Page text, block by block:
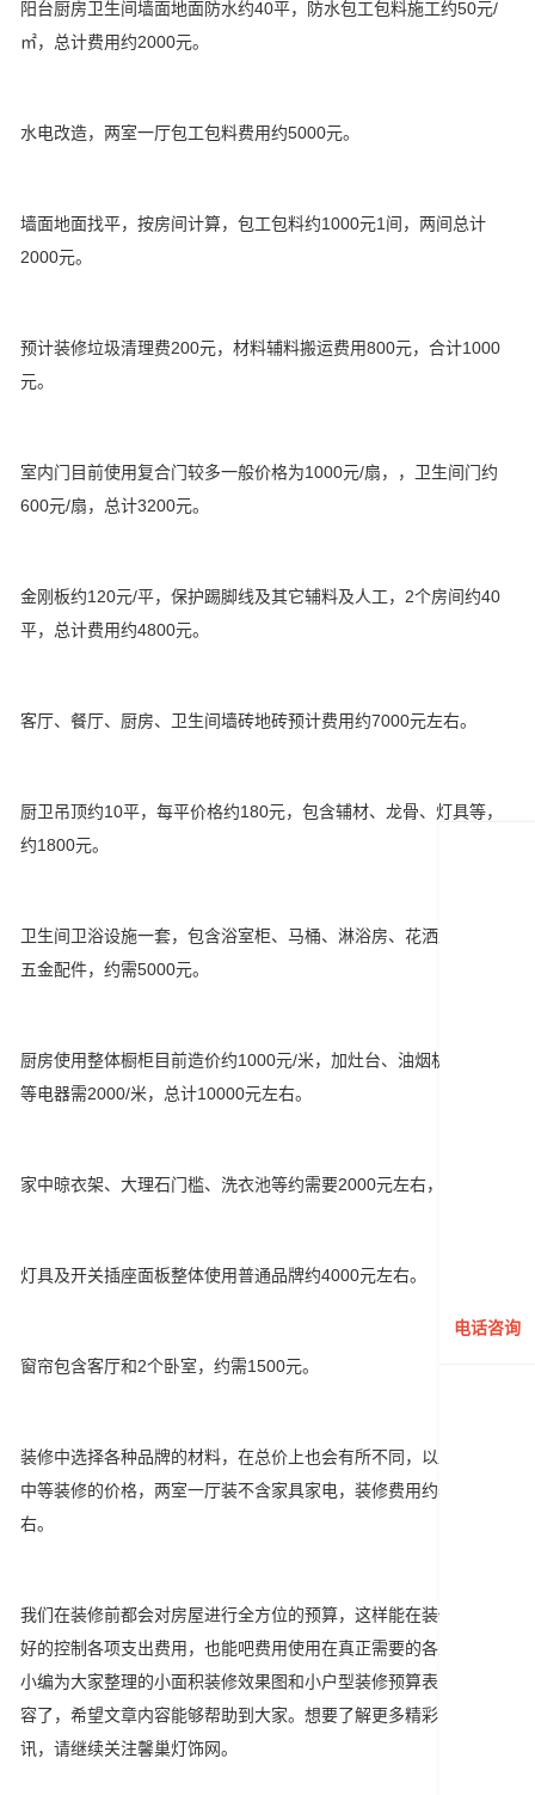
阳台厨房卫生间墙面地面防水约40平，防水包工包料施工约50元/
㎡，总计费用约2000元。
水电改造，两室一厅包工包料费用约5000元。
墙面地面找平，按房间计算，包工包料约1000元1间，两间总计
2000元。
预计装修垃圾清理费200元，材料辅料搬运费用800元，合计1000
元。
室内门目前使用复合门较多一般价格为1000元/扇，，卫生间门约
600元/扇，总计3200元。
金刚板约120元/平，保护踢脚线及其它辅料及人工，2个房间约40
平，总计费用约4800元。
客厅、餐厅、厨房、卫生间墙砖地砖预计费用约7000元左右。
厨卫吊顶约10平，每平价格约180元，包含辅材、龙骨、灯具等，
约1800元。
卫生间卫浴设施一套，包含浴室柜、马桶、淋浴房、花洒及相关的
五金配件，约需5000元。
厨房使用整体橱柜目前造价约1000元/米，加灶台、油烟机、消毒柜
等电器需2000/米，总计10000元左右。
家中晾衣架、大理石门槛、洗衣池等约需要2000元左右，
灯具及开关插座面板整体使用普通品牌约4000元左右。
窗帘包含客厅和2个卧室，约需1500元。
装修中选择各种品牌的材料，在总价上也会有所不同，以上是普通
中等装修的价格，两室一厅装不含家具家电，装修费用约5万元左
右。
我们在装修前都会对房屋进行全方位的预算，这样能在装修时能更
好的控制各项支出费用，也能吧费用使用在真正需要的各处。上是
小编为大家整理的小面积装修效果图和小户型装修预算表的相关内
容了，希望文章内容能够帮助到大家。想要了解更多精彩家装资
讯，请继续关注馨巢灯饰网。
电话咨询